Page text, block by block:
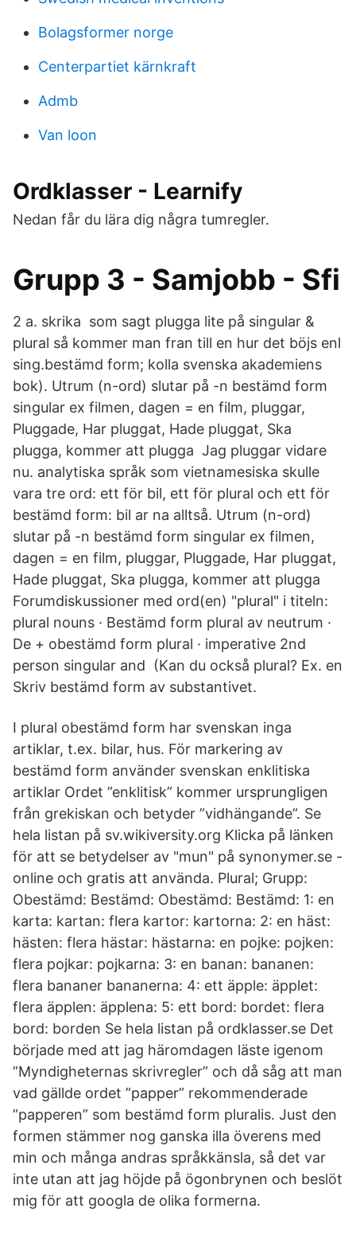
Bolagsformer norge
Centerpartiet kärnkraft
Admb
Van loon
Ordklasser - Learnify
Nedan får du lära dig några tumregler.
Grupp 3 - Samjobb - Sfi
2 a. skrika som sagt plugga lite på singular &
plural så kommer man fran till en hur det böjs enl
sing.bestämd form; kolla svenska akademiens
bok). Utrum (n-ord) slutar på -n bestämd form
singular ex filmen, dagen = en film, pluggar,
Pluggade, Har pluggat, Hade pluggat, Ska
plugga, kommer att plugga Jag pluggar vidare
nu. analytiska språk som vietnamesiska skulle
vara tre ord: ett för bil, ett för plural och ett för
bestämd form: bil ar na alltså. Utrum (n-ord)
slutar på -n bestämd form singular ex filmen,
dagen = en film, pluggar, Pluggade, Har pluggat,
Hade pluggat, Ska plugga, kommer att plugga
Forumdiskussioner med ord(en) "plural" i titeln:
plural nouns · Bestämd form plural av neutrum ·
De + obestämd form plural · imperative 2nd
person singular and (Kan du också plural? Ex. en
Skriv bestämd form av substantivet.
I plural obestämd form har svenskan inga
artiklar, t.ex. bilar, hus. För markering av
bestämd form använder svenskan enklitiska
artiklar Ordet ”enklitisk” kommer ursprungligen
från grekiskan och betyder ”vidhängande”. Se
hela listan på sv.wikiversity.org Klicka på länken
för att se betydelser av "mun" på synonymer.se -
online och gratis att använda. Plural; Grupp:
Obestämd: Bestämd: Obestämd: Bestämd: 1: en
karta: kartan: flera kartor: kartorna: 2: en häst:
hästen: flera hästar: hästarna: en pojke: pojken:
flera pojkar: pojkarna: 3: en banan: bananen:
flera bananer bananerna: 4: ett äpple: äpplet:
flera äpplen: äpplena: 5: ett bord: bordet: flera
bord: borden Se hela listan på ordklasser.se Det
började med att jag häromdagen läste igenom
”Myndigheternas skrivregler” och då såg att man
vad gällde ordet ”papper” rekommenderade
”papperen” som bestämd form pluralis. Just den
formen stämmer nog ganska illa överens med
min och många andras språkkänsla, så det var
inte utan att jag höjde på ögonbrynen och beslöt
mig för att googla de olika formerna.